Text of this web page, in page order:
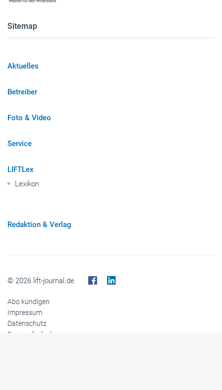
Sitemap
Aktuelles
Betreiber
Foto & Video
Service
LIFTLex
Lexikon
Redaktion & Verlag
© 2026 lift-journal.de
Abo kündigen
Impressum
Datenschutz
Barrierefreiheit